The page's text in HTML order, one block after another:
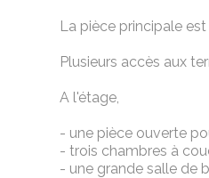
La pièce principale
Plusieurs accès aux
A l'étage,
- une pièce ouverte
- trois chambres à
- une grande salle de